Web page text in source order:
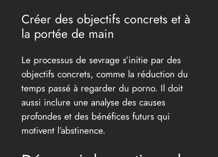
Créer des objectifs concrets et à
la portée de main
Le processus de sevrage s’initie par des
objectifs concrets, comme la réduction du
temps passé à regarder du porno. Il doit
aussi inclure une analyse des causes
profondes et des bénéfices futurs qui
motivent l’abstinence.